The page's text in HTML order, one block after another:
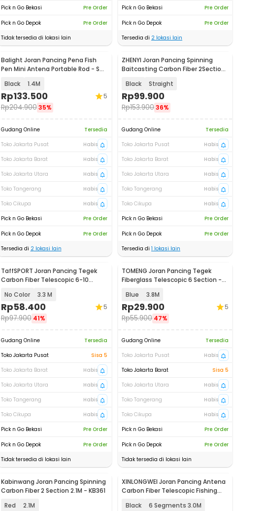
Pick n Go Bekasi
Pre Order
Pick n Go Depok
Pre Order
Tidak tersedia di lokasi lain
Pick n Go Bekasi
Pre Order
Pick n Go Depok
Pre Order
Tersedia di 2 lokasi lain
Balight Joran Pancing Pena Fish
Pen Mini Antena Portable Rod - ST-
Black 1.4M
Rp133.500
Rp204.900 35%
5
Gudang Online
Tersedia
Toko Jakarta Pusat
Habis
Toko Jakarta Barat
Habis
Toko Jakarta Utara
Habis
Toko Tangerang
Habis
Toko Cikupa
Habis
Pick n Go Bekasi
Pre Order
Pick n Go Depok
Pre Order
Tersedia di 2lokasi lain
ZHENYI Joran Pancing Spinning
Baitcasting Carbon Fiber 2Section
Black Straight
Rp99.900
Rp153.90036%
Gudang Online
Tersedia
Toko Jakarta Pusat
Habis
Toko Jakarta Barat
Habis
Toko Jakarta Utara
Habis
Toko Tangerang
Habis
Toko Cikupa
Habis
Pick n Go Bekasi
Pre Order
Pick n Go Depok
Pre Order
Tersedia di 1 lokasi lain
TaffSPORT Joran Pancing Tegek
Carbon Fiber Telescopic 6-10
No Color 3.3 M
Rp58.400
Rp97.900 41%
5
Gudang Online
Tersedia
Toko Jakarta Pusat
Sisa 5
Toko Jakarta Barat
Habis
Toko Jakarta Utara
Habis
Toko Tangerang
Habis
Toko Cikupa
Habis
Pick n Go Bekasi
Pre Order
Pick n Go Depok
Pre Order
Tidak tersedia di lokasi lain
TOMENG Joran Pancing Tegek
Fiberglass Telescopic 6 Section -
Blue 3.8M
Rp29.900
Rp55.900 47%
5
Gudang Online
Tersedia
Toko Jakarta Pusat
Habis
Toko Jakarta Barat
Sisa 5
Toko Jakarta Utara
Habis
Toko Tangerang
Habis
Toko Cikupa
Habis
Pick n Go Bekasi
Pre Order
Pick n Go Depok
Pre Order
Tidak tersedia di lokasi lain
Kabinwang Joran Pancing Spinning
Carbon Fiber 2 Section 2.1M - KB361
Red
2.1M
XINLONGWEI Joran Pancing Antena
Carbon Fiber Telescopic Fishing
Black 6 Segments 3.0M